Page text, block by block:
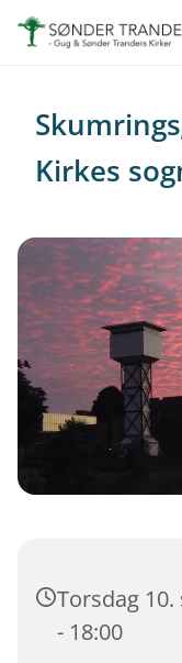
Kirkes
Torsdag
- 18:00